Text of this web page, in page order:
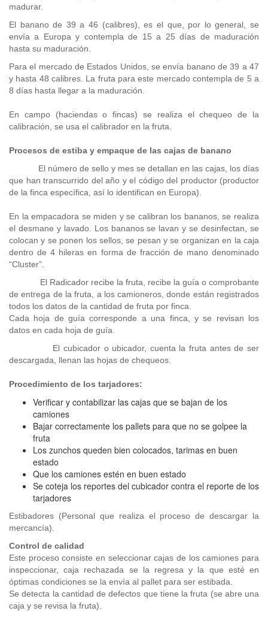
madurar.
El banano de 39 a 46 (calibres), es el que, por lo general, se
envía a Europa y contempla de 15 a 25 días de maduración
hasta su maduración.
Para el mercado de Estados Unidos, se envía banano de 39 a 47
y hasta 48 calibres. La fruta para este mercado contempla de 5 a
8 días hasta llegar a la maduración.
En campo (haciendas o fincas) se realiza el chequeo de la
calibración, se usa el calibrador en la fruta.
Procesos de estiba y empaque de las cajas de banano
El número de sello y mes se detallan en las cajas, los días
que han transcurrido del año y el código del productor (productor
de la finca específica, así lo identifican en Europa).
En la empacadora se miden y se calibran los bananos, se realiza
el desmane y lavado. Los bananos se lavan y se desinfectan, se
colocan y se ponen los sellos, se pesan y se organizan en la caja
dentro de 4 hileras en forma de fracción de mano denominado
“Cluster”.
El Radicador recibe la fruta, recibe la guía o comprobante
de entrega de la fruta, a los camioneros, donde están registrados
todos los datos de la cantidad de fruta por finca.
Cada hoja de guía corresponde a una finca, y se revisan los
datos en cada hoja de guía.
El cubicador o ubicador, cuenta la fruta antes de ser
descargada, llenan las hojas de chequeos.
Procedimiento de los tarjadores:
Verificar y contabilizar las cajas que se bajan de los
camiones
Bajar correctamente los pallets para que no se golpee la
fruta
Los zunchos queden bien colocados, tarimas en buen
estado
Que los camiones estén en buen estado
Se coteja los reportes del cubicador contra el reporte de los
tarjadores
Estibadores (Personal que realiza el proceso de descargar la
mercancía).
Control de calidad
Este proceso consiste en seleccionar cajas de los camiones para
inspeccionar, caja rechazada se la regresa y la que esté en
óptimas condiciones se la envía al pallet para ser estibada.
Se detecta la cantidad de defectos que tiene la fruta (se abre una
caja y se revisa la fruta).